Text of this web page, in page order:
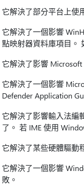
它解決了部分平台上使
它解決了一個影響
點映射器資料庫項目。
它解決了影響 Microsoft
它解決了一個影響
Defender Application
它解決了影響輸入法編
了。 若 IME 使用
它解決了某些硬體驅動
它解決了一個影響
敗。